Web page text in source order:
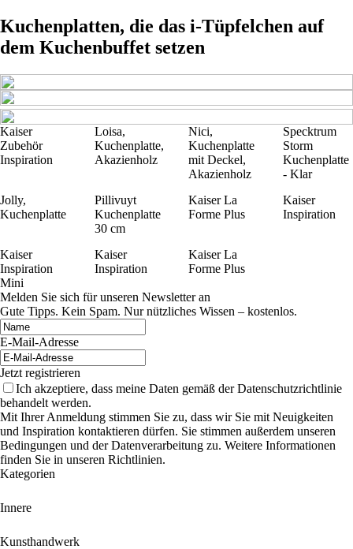
Kuchenplatten, die das i-Tüpfelchen auf
dem Kuchenbuffet setzen
Kaiser
Zubehör
Inspiration
Loisa,
Kuchenplatte,
Akazienholz
Nici,
Kuchenplatte
mit Deckel,
Akazienholz
Specktrum
Storm
Kuchenplatte
- Klar
Jolly,
Kuchenplatte
Pillivuyt
Kuchenplatte
30 cm
Kaiser La
Forme Plus
Kaiser
Inspiration
Kaiser
Inspiration
Mini
Kaiser
Inspiration
Kaiser La
Forme Plus
Melden Sie sich für unseren Newsletter an
Gute Tipps. Kein Spam. Nur nützliches Wissen – kostenlos.
E-Mail-Adresse
Jetzt registrieren
Ich akzeptiere, dass meine Daten gemäß der Datenschutzrichtlinie
behandelt werden.
Mit Ihrer Anmeldung stimmen Sie zu, dass wir Sie mit Neuigkeiten
und Inspiration kontaktieren dürfen. Sie stimmen außerdem unseren
Bedingungen und der Datenverarbeitung zu. Weitere Informationen
finden Sie in unseren Richtlinien.
Kategorien
Innere
Kunsthandwerk